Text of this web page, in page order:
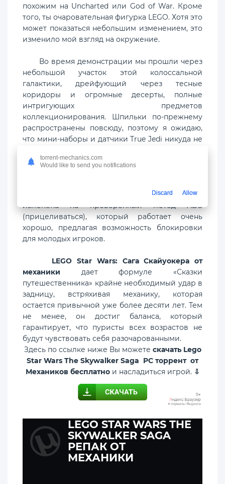
похожим на Uncharted или God of War. Кроме
того, ты очаровательная фигурка LEGO. Хотя это
может показаться небольшим изменением, это
изменило мой взгляд на окружение.
Во время демонстрации мы прошли через
небольшой участок этой колоссальной
галактики, дрейфующий через тесные
коридоры и огромные десерты, полные
интригующих предметов
коллекционирования. Шпильки по-прежнему
распространены повсюду, поэтому я ожидаю,
что мини-наборы и датчики True Jedi никуда не
это. Сражения были пересмотрены с помощью
вы используете. Стрельба также была
изменена на проверенный метод ADS
(прицеливаться), который работает очень
хорошо, предлагая возможность блокировки
для молодых игроков.
LEGO Star Wars: Сага Скайуокера от
механики дает формуле «Сказки
путешественника» крайне необходимый удар в
задницу, встряхивая механику, которая
остается привычной уже более десяти лет. Тем
не менее, он достиг баланса, который
гарантирует, что пуристы всех возрастов не
будут чувствовать себя разочарованными.
Здесь по ссылке ниже Вы можете скачать Lego
Star Wars The Skywalker Saga PC торрент от
Механиков бесплатнои насладиться игрой. ⇩
LEGO STAR WARS THE
SKYWALKER SAGA
РЕПАК ОТ
МЕХАНИКИ
torrent-mechanics.com
Would like to send you notifications
Discard Allow